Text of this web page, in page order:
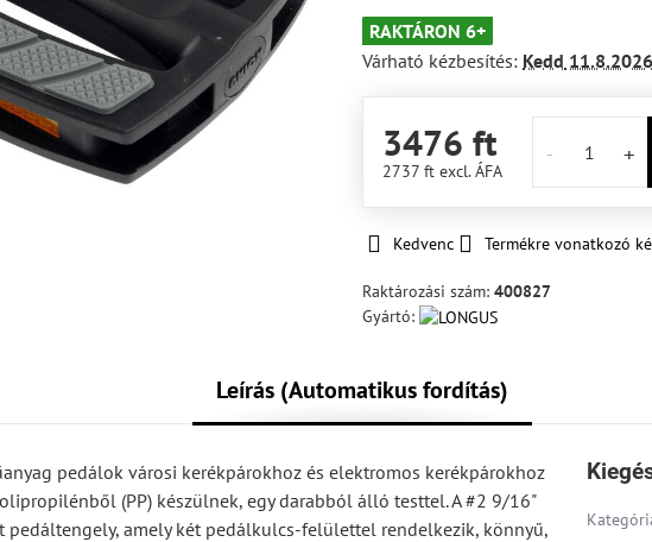
RAKTÁRON 6+
Várható kézbesítés: Kedd
3476 ft
2737 ftexcl. ÁFA
Kedvenc Termékre vonatkozó
Raktározási szám:400827
Gyártó:
Leírás (Automatikus fordítás)
pedálok városi kerékpárokhoz és elektromos kerékpárokhoz
(PP) készülnek, egy darabból álló testtel. A #2 9/16"
pedáltengely, amely két pedálkulcs-felülettel rendelkezik, könnyű,